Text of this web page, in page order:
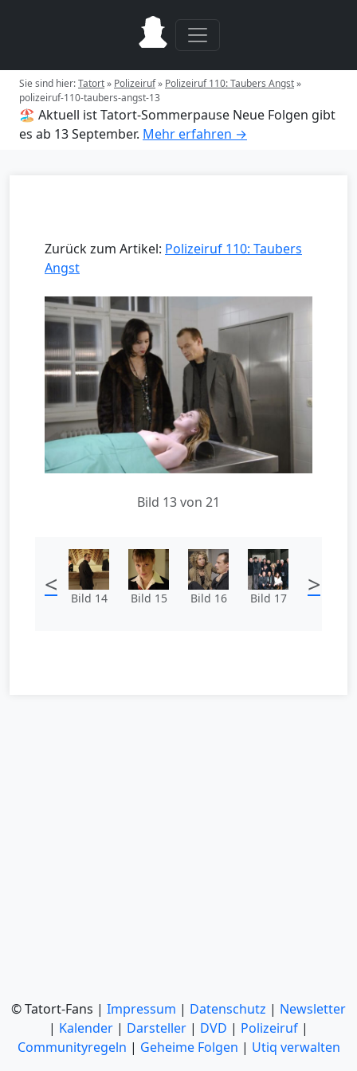
Sie sind hier:Tatort» Polizeiruf» Polizeiruf 110: Taubers Angst»
polizeiruf-110-taubers-angst-13
🏖️ Aktuell ist Tatort-Sommerpause Neue Folgen gibt
es ab 13 September. Mehr erfahren →
Zurück zum Artikel: Polizeiruf 110: Taubers
Angst
Bild 13 von 21
< Bild 14 Bild 15 Bild 16 Bild 17 >
© Tatort-Fans | Impressum | Datenschutz | Newsletter
| Kalender | Darsteller | DVD | Polizeiruf |
Communityregeln | Geheime Folgen | Utiq verwalten